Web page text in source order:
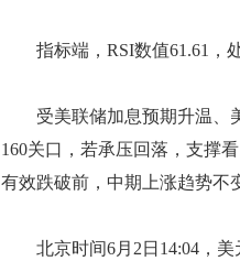
指标端，RSI数值61.61，处
受美联储加息预期升温、美
160关口，若承压回落，支撑
有效跌破前，中期上涨趋势不
北京时间6月2日14:04，美